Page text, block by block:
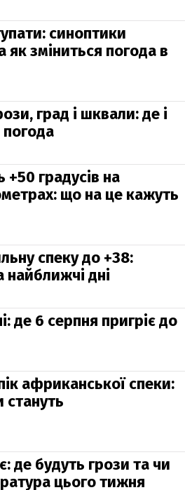
синоптики
як зміниться погода в
град і шквали: де і
+50 градусів на
що на це кажуть
спеку до +38:
найближчі дні
де 6 серпня пригріє до
африканської спеки:
стануть
де будуть грози та чи
цього тижня